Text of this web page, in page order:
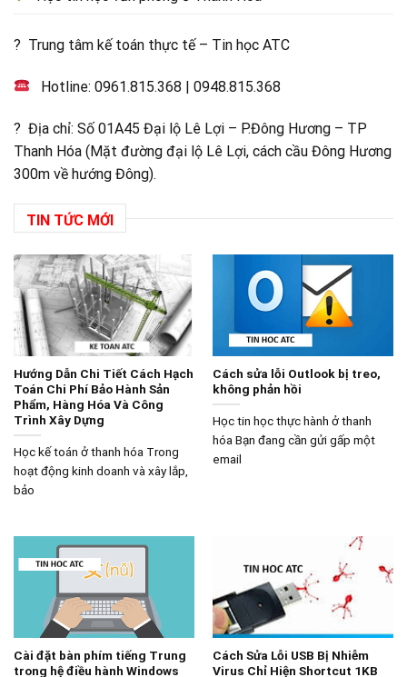
? Trung tâm kế toán thực tế – Tin học ATC
Hotline:0961.815.368 |0948.815.368
? Địa chỉ: Số 01A45 Đại lộ Lê Lợi – P.Đông Hương – TP
Thanh Hóa (Mặt đường đại lộ Lê Lợi, cách cầu Đông Hương
300m về hướng Đông).
TIN TỨC MỚI
Hướng Dẫn Chi Tiết Cách Hạch
Toán Chi Phí Bảo Hành Sản
Phẩm, Hàng Hóa Và Công
Trình Xây Dựng
Học kế toán ở thanh hóa Trong
hoạt động kinh doanh và xây lắp,
bảo
Cách sửa lỗi Outlook bị treo,
không phản hồi
Học tin học thực hành ở thanh
hóa Bạn đang cần gửi gấp một
email
Cài đặt bàn phím tiếng Trung
trong hệ điều hành Windows
Cách Sửa Lỗi USB Bị Nhiễm
Virus Chỉ Hiện Shortcut 1KB